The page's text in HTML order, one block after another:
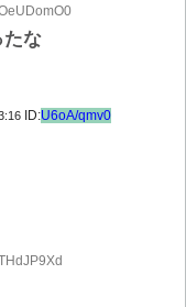
たな
ID:U6oA/qmv0